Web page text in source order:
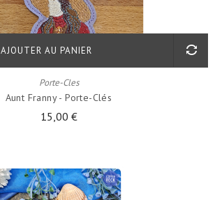
Porte-Cles
Aunt Franny - Porte-Clés
15,00 €
AJOUTER AU PANIER